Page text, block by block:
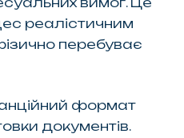
реалістичним
перебуває
формат
документів.